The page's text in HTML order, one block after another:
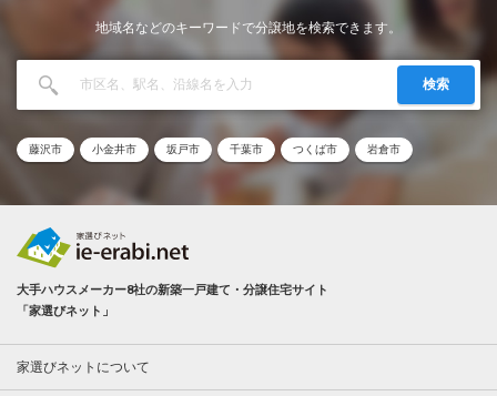
地域名などのキーワードで分譲地を検索できます。
検索
藤沢市 小金井市 坂戸市 千葉市 つくば市 岩倉市
大手ハウスメーカー8社の新築一戸建て・分譲住宅サイト
「家選びネット」
家選びネットについて